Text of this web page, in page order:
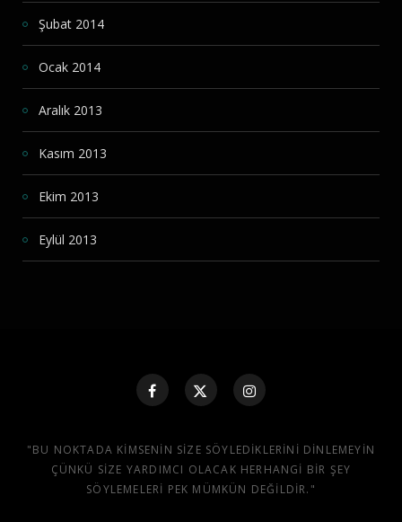
Şubat 2014
Ocak 2014
Aralık 2013
Kasım 2013
Ekim 2013
Eylül 2013
"BU NOKTADA KIMSENIN SIZE SÖYLEDIKLERINI DINLEMEYIN
ÇÜNKÜ SIZE YARDIMCI OLACAK HERHANGI BIR ŞEY
SÖYLEMELERI PEK MÜMKÜN DEĞILDIR."